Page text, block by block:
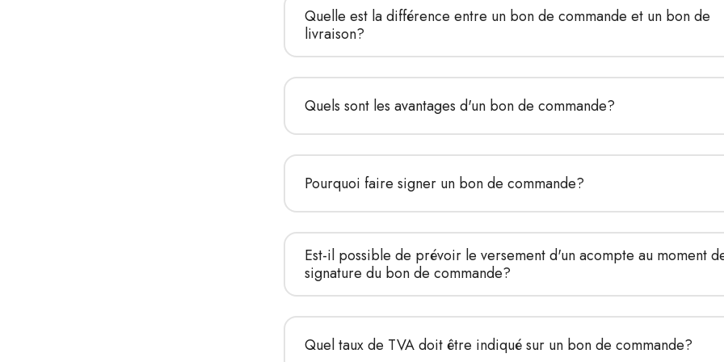
Quelle est la différence entre un bon de commande et un bon de
livraison?
Quels sont les avantages d'un bon de commande?
Pourquoi faire signer un bon de commande?
Est-il possible de prévoir le versement d'un acompte au moment
signature du bon de commande?
Quel taux de TVA doit être indiqué sur un bon de commande?